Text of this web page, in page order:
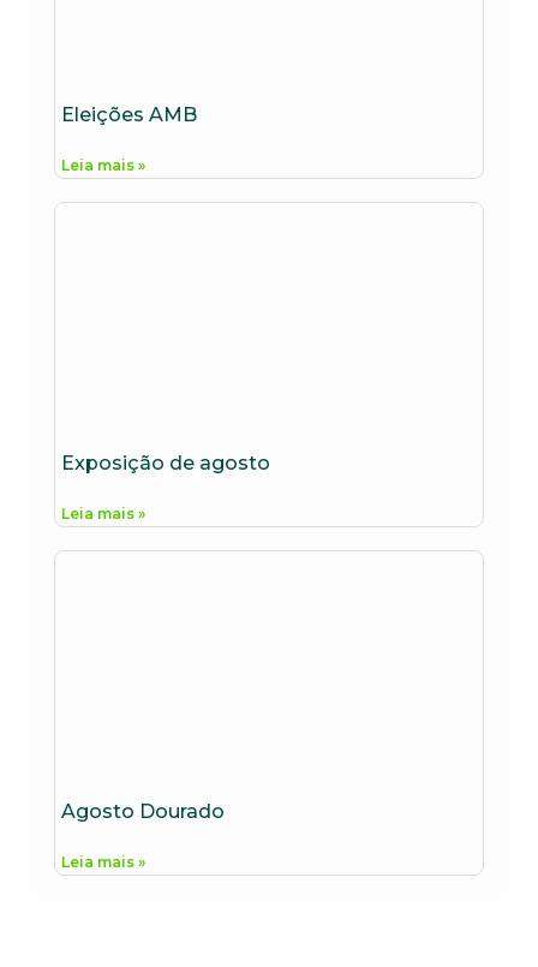
Eleições AMB
Leia mais »
Exposição de agosto
Leia mais »
Agosto Dourado
Leia mais »